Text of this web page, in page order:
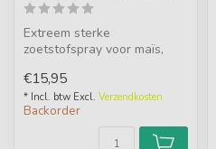
Extreem sterke
zoetstofspray voor maïs,
Zeer doeltreff...
€15,95
* Incl. btw Excl. Verzendkosten
Backorder